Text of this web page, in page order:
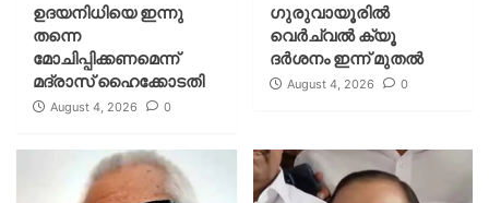
ഉദയനിധിയെ ഇന്നു
തന്നെ
മോചിപ്പിക്കണമെന്ന്
മദ്രാസ് ഹൈക്കോടതി
August 4, 2026 0
ഗുരുവായൂരില്‍
വെര്‍ച്വല്‍ ക്യൂ
ദര്‍ശനം ഇന്ന് മുതല്‍
August 4, 2026 0